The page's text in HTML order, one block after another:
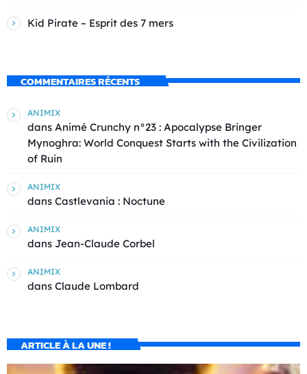
Kid Pirate – Esprit des 7 mers
COMMENTAIRES RÉCENTS
ANIMIX
dans Animé Crunchy n°23 : Apocalypse Bringer
Mynoghra: World Conquest Starts with the Civilization
of Ruin
ANIMIX
dans Castlevania : Noctune
ANIMIX
dans Jean-Claude Corbel
ANIMIX
dans Claude Lombard
ARTICLE À LA UNE !